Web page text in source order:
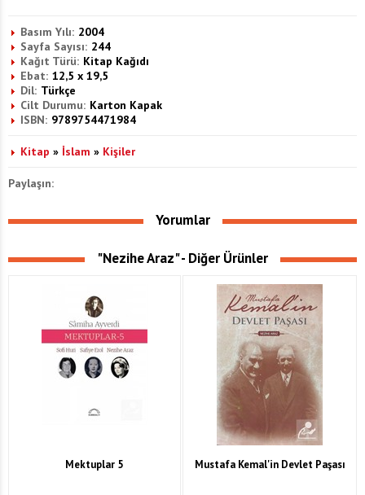
Basım Yılı: 2004
Sayfa Sayısı: 244
Kağıt Türü: Kitap Kağıdı
Ebat: 12,5 x 19,5
Dil: Türkçe
Cilt Durumu: Karton Kapak
ISBN: 9789754471984
Kitap » İslam » Kişiler
Paylaşın:
Yorumlar
"Nezihe Araz" - Diğer Ürünler
Mektuplar 5 Mustafa Kemal'in Devlet Paşası